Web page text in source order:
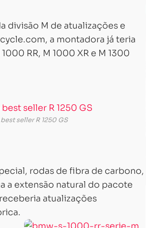
divisão M de atualizações e
a montadora já teria
RR, M 1000 XR e M 1300
seller R 1250 GS
rodas de fibra de carbono,
a extensão natural do pacote
atualizações